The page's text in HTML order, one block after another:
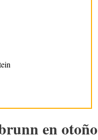
en otoño